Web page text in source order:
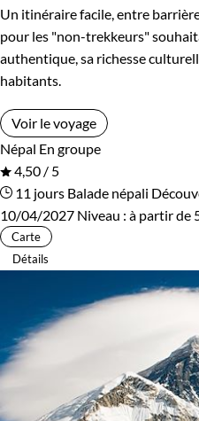
Un itinéraire facile, entre
pour les "non-trekkeurs"
authentique, sa richesse
habitants.
Voir le voyage
Népal En groupe
4,50 / 5
11 jours Balade népali
10/04/2027 Niveau : à partir de
Carte
Détails